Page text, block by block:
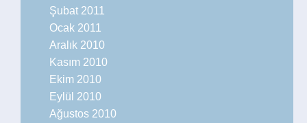
Şubat 2011
Ocak 2011
Aralık 2010
Kasım 2010
Ekim 2010
Eylül 2010
Ağustos 2010